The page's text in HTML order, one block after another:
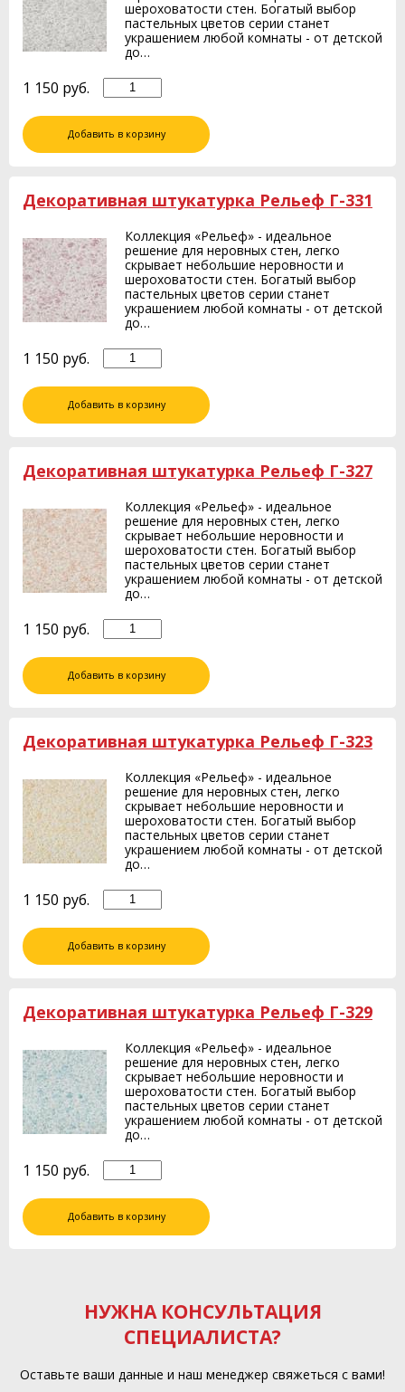
шероховатости стен. Богатый выбор
пастельных цветов серии станет
украшением любой комнаты - от детской
до…
1 150 руб.
Добавить в корзину
Декоративная штукатурка Рельеф Г-331
Коллекция «Рельеф» - идеальное
решение для неровных стен, легко
скрывает небольшие неровности и
шероховатости стен. Богатый выбор
пастельных цветов серии станет
украшением любой комнаты - от детской
до…
1 150 руб.
Добавить в корзину
Декоративная штукатурка Рельеф Г-327
Коллекция «Рельеф» - идеальное
решение для неровных стен, легко
скрывает небольшие неровности и
шероховатости стен. Богатый выбор
пастельных цветов серии станет
украшением любой комнаты - от детской
до…
1 150 руб.
Добавить в корзину
Декоративная штукатурка Рельеф Г-323
Коллекция «Рельеф» - идеальное
решение для неровных стен, легко
скрывает небольшие неровности и
шероховатости стен. Богатый выбор
пастельных цветов серии станет
украшением любой комнаты - от детской
до…
1 150 руб.
Добавить в корзину
Декоративная штукатурка Рельеф Г-329
Коллекция «Рельеф» - идеальное
решение для неровных стен, легко
скрывает небольшие неровности и
шероховатости стен. Богатый выбор
пастельных цветов серии станет
украшением любой комнаты - от детской
до…
1 150 руб.
Добавить в корзину
НУЖНА КОНСУЛЬТАЦИЯ
СПЕЦИАЛИСТА?
Оставьте ваши данные и наш менеджер свяжеться с вами!